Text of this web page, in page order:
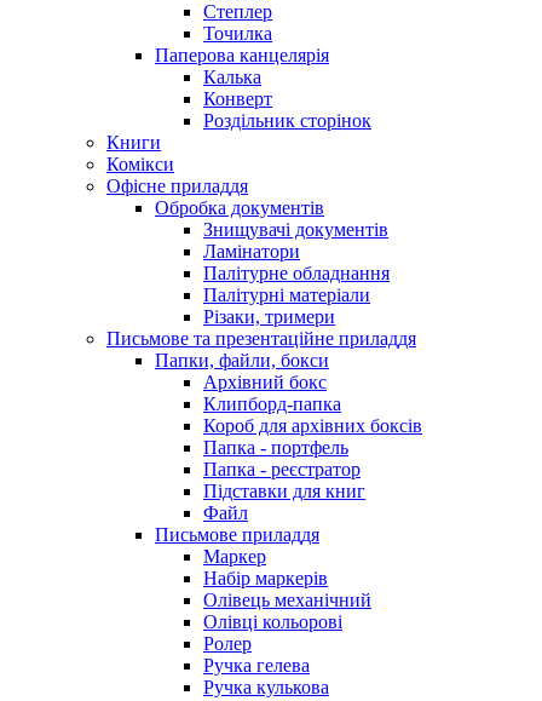
Степлер
Точилка
Паперова канцелярія
Калька
Конверт
Роздільник сторінок
Книги
Комікси
Офісне приладдя
Обробка документів
Знищувачі документів
Ламінатори
Палітурне обладнання
Палітурні матеріали
Різаки, тримери
Письмове та презентаційне приладдя
Папки, файли, бокси
Архівний бокс
Клипборд-папка
Короб для архівних боксів
Папка - портфель
Папка - реєстратор
Підставки для книг
Файл
Письмове приладдя
Маркер
Набір маркерів
Олівець механічний
Олівці кольорові
Ролер
Ручка гелева
Ручка кулькова